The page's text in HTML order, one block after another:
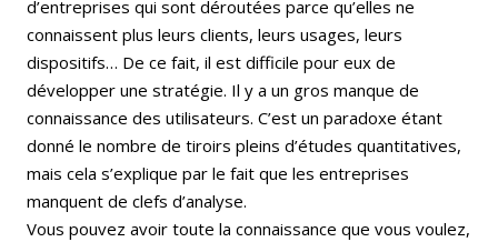
d’entreprises qui sont déroutées parce qu’elles ne
connaissent plus leurs clients, leurs usages, leurs
dispositifs… De ce fait, il est difficile pour eux de
développer une stratégie. Il y a un gros manque de
connaissance des utilisateurs. C’est un paradoxe étant
donné le nombre de tiroirs pleins d’études quantitatives,
mais cela s’explique par le fait que les entreprises
manquent de clefs d’analyse.
Vous pouvez avoir toute la connaissance que vous voulez,